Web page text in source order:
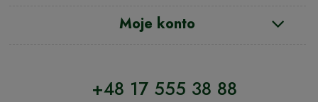
Moje konto
+48 17 555 38 88